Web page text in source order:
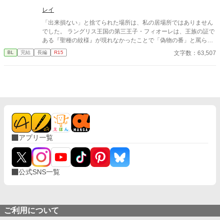
レイ
「出来損ない」と捨てられた場所は、私の居場所ではありません
でした。 ラングリス王国の第三王子・フィオーレは、王族の証で
ある『聖種の紋様』が現れなかったことで「偽物の番」と罵ら
れ、雪降る国境へと追放される。 死を覚悟した彼の前に現れたの
は、隣国アイゼン帝国の「冷徹皇帝」ヴォルフラムだった。
BL 完結 長編 R15 文字数：63,507
アプリ一覧
公式SNS一覧
ご利用について